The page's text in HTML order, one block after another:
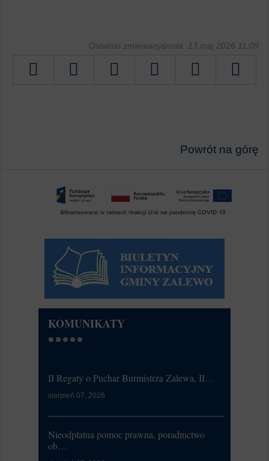
Ostatnio zmienianyśroda, 13 maj 2026 11:09
Powrót na górę
KOMUNIKATY
II Regaty o Puchar Burmistrza Zalewa, II…
sierpień 07, 2026
Nieodpłatna pomoc prawna, poradnictwo
ob…